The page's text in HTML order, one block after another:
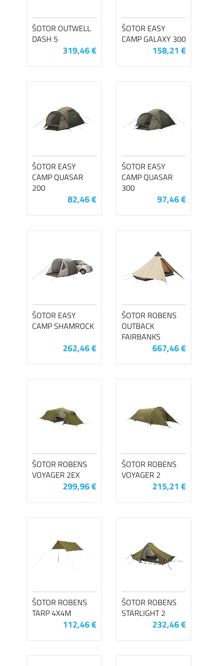
ŠOTOR OUTWELL
DASH 5
319,46 €
ŠOTOR EASY
CAMP GALAXY 300
158,21 €
ŠOTOR EASY
CAMP QUASAR
200
82,46 €
ŠOTOR EASY
CAMP QUASAR
300
97,46 €
ŠOTOR EASY
CAMP SHAMROCK
262,46 €
ŠOTOR ROBENS
OUTBACK
FAIRBANKS
667,46 €
ŠOTOR ROBENS
VOYAGER 2EX
299,96 €
ŠOTOR ROBENS
VOYAGER 2
215,21 €
ŠOTOR ROBENS
TARP 4X4M
112,46 €
ŠOTOR ROBENS
STARLIGHT 2
232,46 €